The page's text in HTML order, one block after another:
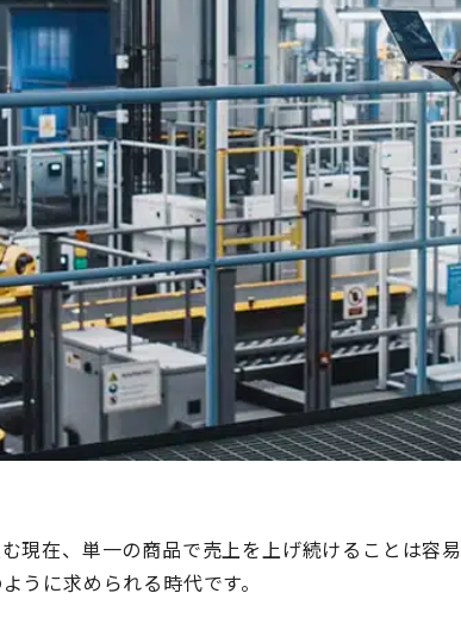
現在、単一の商品で売上を上げ続けることは容
うに求められる時代です。